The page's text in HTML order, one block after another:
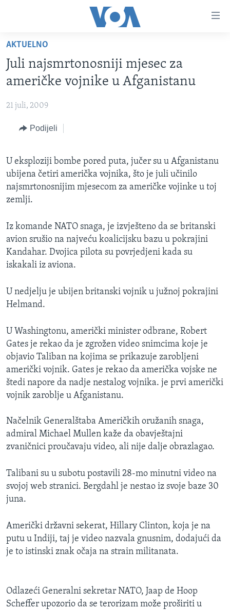
glavni
sadržaj
na
glavnu
navigaciju
TV PROGRAM
FOTOGRAFIJE DANA
VIJESTI
SJEDINJENE AMERIČKE DRŽAVE
SVIJET
NAUKA I TEHNOLOGIJA
KORUPCIJA
SLOBODA MEDIJA
ŽENSKA STRANA
IZBJEGLIČKA STRANA
MAGAZIN
O GLASU AMERIKE
Learning English
Jezici
AKTUELNO
Juli najsmrtonosniji mjesec za
američke vojnike u Afganistanu
21 juli, 2009
Podijeli
U eksploziji bombe pored puta, jučer su u Afganistanu
ubijena četiri američka vojnika, što je juli učinilo
najsmrtonosnijim mjesecom za američke vojinke u toj
zemlji.
Iz komande NATO snaga, je izvješteno da se britanski
avion srušio na najveću koalicijsku bazu u pokrajini
Kandahar. Dvojica pilota su povrjedjeni kada su
iskakali iz aviona.
U nedjelju je ubijen britanski vojnik u južnoj pokrajini
Helmand.
U Washingtonu, američki minister odbrane, Robert
Gates je rekao da je zgrožen video snimcima koje je
objavio Taliban na kojima se prikazuje zarobljeni
američki vojnik. Gates je rekao da američka vojske ne
štedi napore da nadje nestalog vojnika. je prvi američki
vojnik zaroblje u Afganistanu.
Načelnik Generalštaba Američkih oružanih snaga,
admiral Michael Mullen kaže da obavještajni
zvaničnici proučavaju video, ali nije dalje obrazlagao.
Talibani su u subotu postavili 28-mo minutni video na
svojoj web stranici. Bergdahl je nestao iz svoje baze 30
juna.
Američki državni sekerat, Hillary Clinton, koja je na
putu u Indiji, taj je video nazvala gnusnim, dodajući da
je to istinski znak očaja na strain militanata.
Odlazeći Generalni sekretar NATO, Jaap de Hoop
Scheffer upozorio da se terorizam može proširiti u